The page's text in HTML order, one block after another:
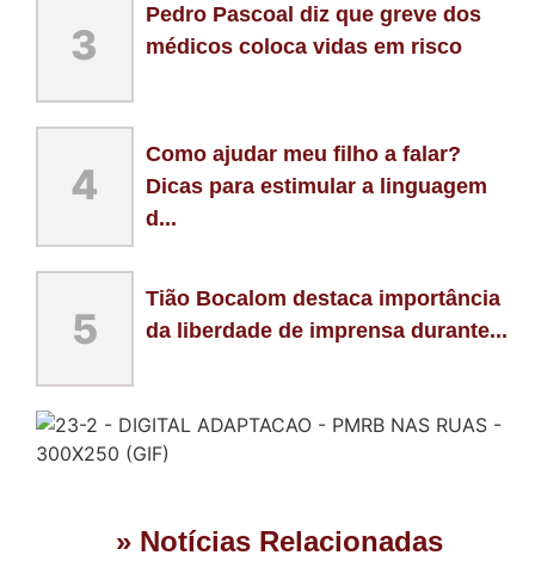
3
Pedro Pascoal diz que greve dos
médicos coloca vidas em risco
4
Como ajudar meu filho a falar?
Dicas para estimular a linguagem
d...
5
Tião Bocalom destaca importância
da liberdade de imprensa durante...
» Notícias Relacionadas